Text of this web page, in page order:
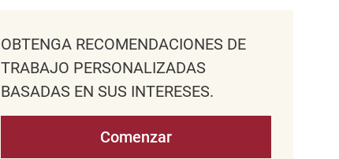
OBTENGA RECOMENDACIONES DE
TRABAJO PERSONALIZADAS
BASADAS EN SUS INTERESES.
Comenzar